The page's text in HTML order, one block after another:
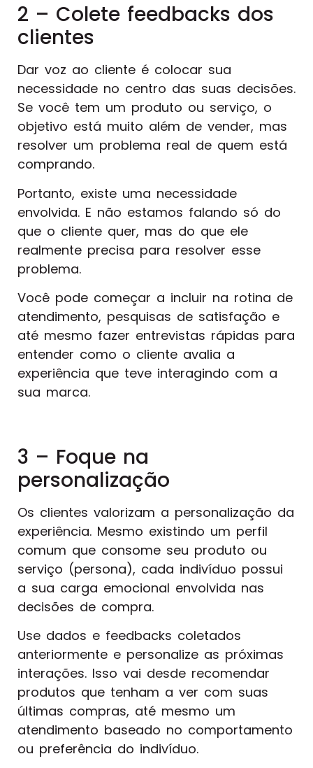
2 – Colete feedbacks dos
clientes
Dar voz ao cliente é colocar sua
necessidade no centro das suas decisões.
Se você tem um produto ou serviço, o
objetivo está muito além de vender, mas
resolver um problema real de quem está
comprando.
Portanto, existe uma necessidade
envolvida. E não estamos falando só do
que o cliente quer, mas do que ele
realmente precisa para resolver esse
problema.
Você pode começar a incluir na rotina de
atendimento, pesquisas de satisfação e
até mesmo fazer entrevistas rápidas para
entender como o cliente avalia a
experiência que teve interagindo com a
sua marca.
3 – Foque na
personalização
Os clientes valorizam a personalização da
experiência. Mesmo existindo um perfil
comum que consome seu produto ou
serviço (persona), cada indivíduo possui
a sua carga emocional envolvida nas
decisões de compra.
Use dados e feedbacks coletados
anteriormente e personalize as próximas
interações. Isso vai desde recomendar
produtos que tenham a ver com suas
últimas compras, até mesmo um
atendimento baseado no comportamento
ou preferência do indivíduo.